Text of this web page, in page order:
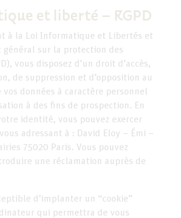
et liberté – RGPD
à la Loi Informatique et Libertés et
général sur la protection des
vous disposez d’un droit d’accès,
de suppression et d’opposition au
données à caractère personnel
à des fins de prospection. En
identité, vous pouvez exercer
adressant à : David Eloy – Émi –
75020 Paris. Vous pouvez
une réclamation auprès de
d’implanter un “cookie”
qui permettra de vous